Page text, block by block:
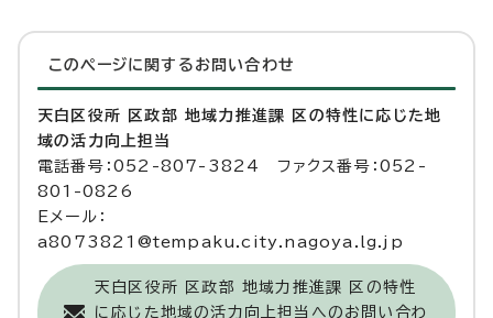
このページに関する お問い合わせ
天白区役所 区政部 地域力推進課 区の特性に応じた地
域の活力向上担当
電話番号：052-807-3824 ファクス番号：052-
801-0826
Eメール：
a8073821@tempaku.city.nagoya.lg.jp
天白区役所 区政部 地域力推進課 区の特性
に応じた地域の活力向上担当へのお問い合わ